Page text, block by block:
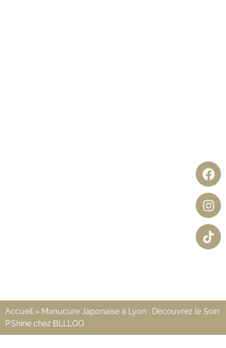
Accueil» Manucure Japonaise à Lyon : Découvrez le Soin
P.Shine chez BLLLOO